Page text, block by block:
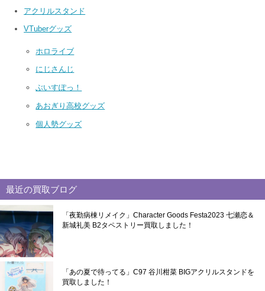
アクリルスタンド
VTuberグッズ
ホロライブ
にじさんじ
ぶいすぽっ！
あおぎり高校グッズ
個人勢グッズ
最近の買取ブログ
「夜勤病棟リメイク」Character Goods Festa2023 七瀬恋＆
新城礼美 B2タペストリー買取しました！
「あの夏で待ってる」C97 谷川柑菜 BIGアクリルスタンドを
買取しました！